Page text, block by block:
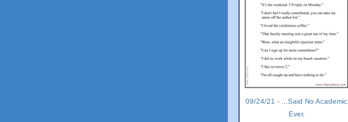
09/24/21 - ...Said No Academic
Ever.